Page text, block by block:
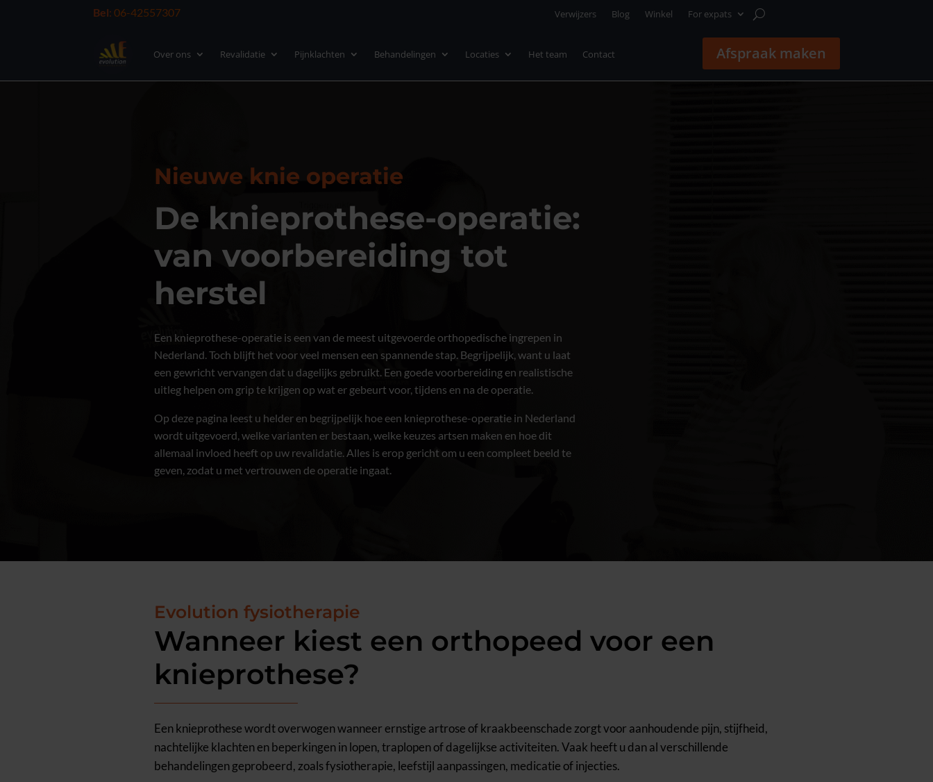
Bel:06-42557307 Verwijzers Blog Winkel For expats
Over ons Revalidatie Pijnklachten Behandelingen Locaties Het team Contact Afspraak maken
Nieuwe knie operatie
De knieprothese-operatie:
van voorbereiding tot
herstel
Een knieprothese-operatie is een van de meest uitgevoerde orthopedische ingrepen in
Nederland. Toch blijft het voor veel mensen een spannende stap. Begrijpelijk, want u laat
een gewricht vervangen dat u dagelijks gebruikt. Een goede voorbereiding en realistische
uitleg helpen om grip te krijgen op wat er gebeurt voor, tijdens en na de operatie.
Op deze pagina leest u helder en begrijpelijk hoe een knieprothese-operatie in Nederland
wordt uitgevoerd, welke varianten er bestaan, welke keuzes artsen maken en hoe dit
allemaal invloed heeft op uw revalidatie. Alles is erop gericht om u een compleet beeld te
geven, zodat u met vertrouwen de operatie ingaat.
Evolution fysiotherapie
Wanneer kiest een orthopeed voor een
knieprothese?
Een knieprothese wordt overwogen wanneer ernstige artrose of kraakbeenschade zorgt voor aanhoudende pijn, stijfheid,
nachtelijke klachten en beperkingen in lopen, traplopen of dagelijkse activiteiten. Vaak heeft u dan al verschillende
behandelingen geprobeerd, zoals fysiotherapie, leefstijl aanpassingen, medicatie of injecties.